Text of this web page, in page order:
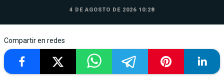
4 DE AGOSTO DE 2026 10:28
Compartir en redes